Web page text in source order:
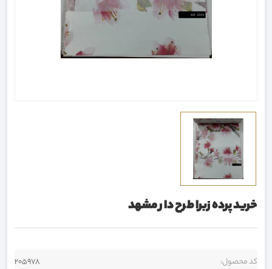
خرید پرده زبرا طرح دار مشهد
کد محصول: 205978